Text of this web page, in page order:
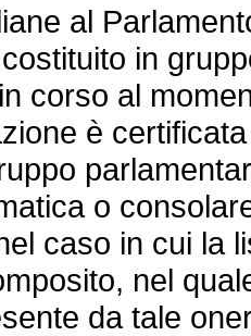
al
in
corso al
è
o
caso in cui la
nel
da tale